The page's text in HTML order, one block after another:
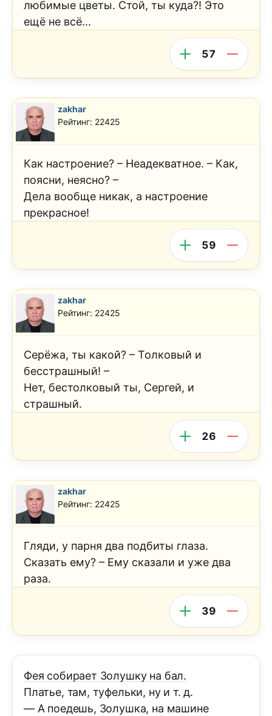
любимые цветы. Стой, ты куда?! Это
ещё не всё...
57
zakhar
Рейтинг: 22425
Как настроение? – Неадекватное. – Как,
поясни, неясно? –
Дела вообще никак, а настроение
прекрасное!
59
zakhar
Рейтинг: 22425
Серёжа, ты какой? – Толковый и
бесстрашный! –
Нет, бестолковый ты, Сергей, и
страшный.
26
zakhar
Рейтинг: 22425
Гляди, у парня два подбиты глаза.
Сказать ему? – Ему сказали и уже два
раза.
39
Фея собирает Золушку на бал.
Платье, там, туфельки, ну и т. д.
— А поедешь, Золушка, на машине